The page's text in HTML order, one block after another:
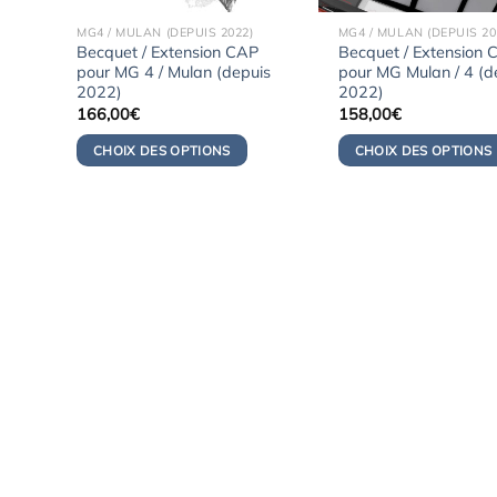
MG4 / MULAN (DEPUIS 2022)
Becquet / Extension CAP
pour MG 4 / Mulan (depuis
2022)
166,00€
CHOIX DES OPTIONS
MG4 / MULAN (DEPUIS
Becquet / Extension
pour MG Mulan / 4
2022)
158,00€
CHOIX DES OPTIONS